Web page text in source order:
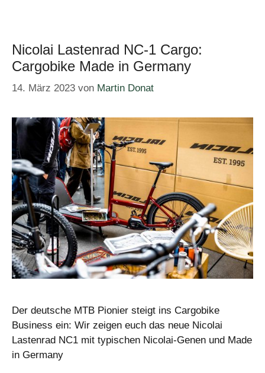
Nicolai Lastenrad NC-1 Cargo:
Cargobike Made in Germany
14. März 2023 von Martin Donat
Der deutsche MTB Pionier steigt ins Cargobike
Business ein: Wir zeigen euch das neue Nicolai
Lastenrad NC1 mit typischen Nicolai-Genen und Made
in Germany